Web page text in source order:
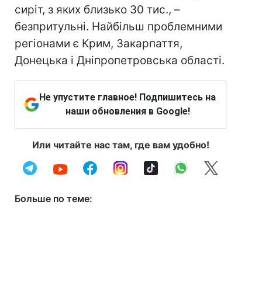
сиріт, з яких близько 30 тис., –
безпритульні. Найбільш проблемними
регіонами є Крим, Закарпаття,
Донецька і Дніпропетровська області.
Не упустите главное! Подпишитесь на
наши обновления в Google!
Или читайте нас там, где вам удобно!
Больше по теме: